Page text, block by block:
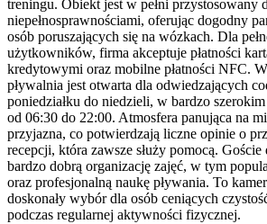
treningu. Obiekt jest w pełni przystosowany
niepełnosprawnościami, oferując dogodny
osób poruszających się na wózkach. Dla
użytkowników, firma akceptuje płatności
kredytowymi oraz mobilne płatności NFC.
pływalnia jest otwarta dla odwiedzających
poniedziałku do niedzieli, w bardzo
od 06:30 do 22:00. Atmosfera panująca na
przyjazna, co potwierdzają liczne opinie o
recepcji, która zawsze służy pomocą.
bardzo dobrą organizację zajęć, w tym
oraz profesjonalną naukę pływania. To
doskonały wybór dla osób ceniących
podczas regularnej aktywności fizycznej.